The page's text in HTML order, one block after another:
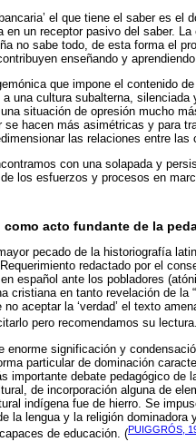
el que tiene el saber es el
un receptor pasivo del saber.
no sabe todo, de esta forma el
enseñando y aprendiendo.
que impone el contenido
una cultura subalterna,
situación de opresión mucho
se hacen más asimétricas y para
las relaciones entre
con una solapada y
los esfuerzos y procesos en
acto fundante de la
pecado de la historiografía
redactado por el
español ante los pobladores
cristiana en tanto revelación de la
aceptar la ‘verdad’ el texto
pero recomendamos su
enorme significación y
particular de dominación
importante debate pedagógico de
de incorporación alguna de
indígena fue de hierro. Se
la lengua y la religión
de educación. (PUIGGRÓS,